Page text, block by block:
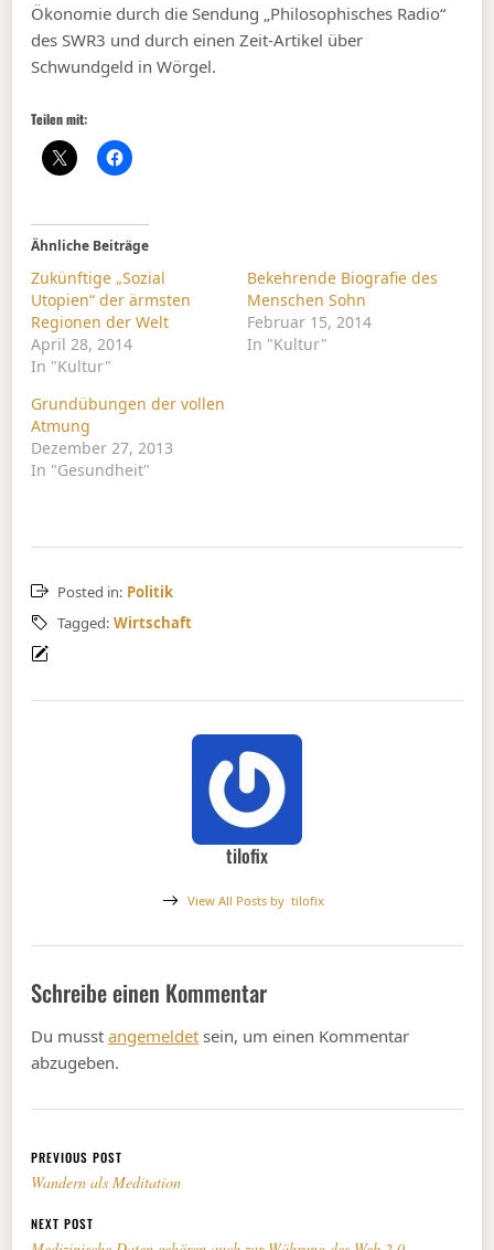
Ökonomie durch die Sendung „Philosophisches Radio“
des SWR3 und durch einen Zeit-Artikel über
Schwundgeld in Wörgel.
Teilen mit:
Ähnliche Beiträge
Zukünftige „Sozial
Utopien“ der ärmsten
Regionen der Welt
April 28, 2014
In "Kultur"
Bekehrende Biografie des
Menschen Sohn
Februar 15, 2014
In "Kultur"
Grundübungen der vollen
Atmung
Dezember 27, 2013
In "Gesundheit"
Posted in: Politik
Tagged: Wirtschaft
tilofix
View All Posts by tilofix
Schreibe einen Kommentar
Du musstangemeldet sein, um einen Kommentar
abzugeben.
Beitragsnavigation
PREVIOUS POST
Wandern als Meditation
NEXT POST